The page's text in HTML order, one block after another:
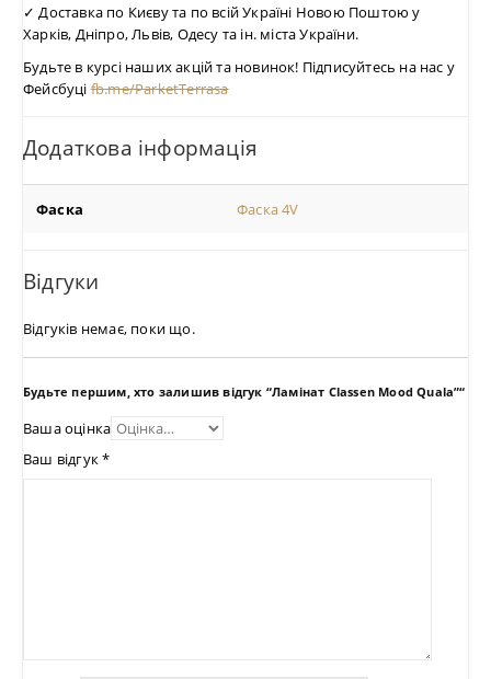
✓ Доставка по Києву та по всій Україні Новою Поштою у
Харків, Дніпро, Львів, Одесу та ін. міста України.
Будьте в курсі наших акцій та новинок! Підписуйтесь на нас у
Фейсбуціfb.me/ParketTerrasa
Додаткова інформація
Фаска Фаска 4V
Відгуки
Відгуків немає, поки що.
Будьте першим, хто залишив відгук “Ламінат Classen Mood Quala”“
Ваша оцінка
Ваш відгук*